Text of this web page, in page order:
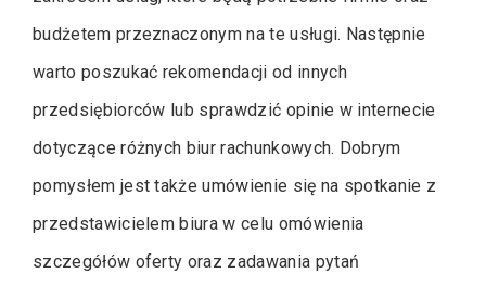
budżetem przeznaczonym na te usługi. Następnie
warto poszukać rekomendacji od innych
przedsiębiorców lub sprawdzić opinie w internecie
dotyczące różnych biur rachunkowych. Dobrym
pomysłem jest także umówienie się na spotkanie z
przedstawicielem biura w celu omówienia
szczegółów oferty oraz zadawania pytań